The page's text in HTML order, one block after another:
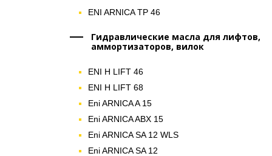
ENI ARNICA TP 46
Гидравлические масла для лифтов,
аммортизаторов, вилок
ENI H LIFT 46
ENI H LIFT 68
Eni ARNICA A 15
Eni ARNICA ABX 15
Eni ARNICA SA 12 WLS
Eni ARNICA SA 12